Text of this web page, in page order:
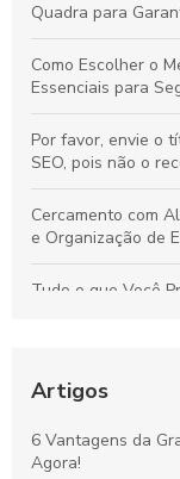
Quadra para
Como Escolher o
Essenciais para
Por favor, envie o
SEO, pois não o
Cercamento com
e Organização de
Tudo o que Você
Vantagens, Custos
Vantagens da
Society: Melhore o
Artigos
6 Vantagens da
Agora!